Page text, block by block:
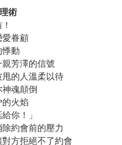
術
眷顧
動
芳澤的信號
的人溫柔以待
魂顛倒
火焰
你！」
約會前的壓力
方拒絕不了約會